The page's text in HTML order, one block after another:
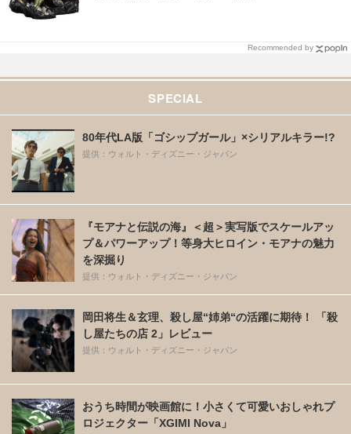
Recommended by
SPECIAL
80年代LA版「ゴシップガール」×シリアルキラー!?
提供：ウォルト・ディズニー・ジャパン
『モアナと伝説の海』＜超＞実写版でスケールアッ
プ＆パワーアップ！等身大ヒロイン・モアナの魅力
を深掘り
提供：ウォルト・ディズニー・ジャパン
岡田将生＆玄理、殺し屋“姉弟“の活躍に期待！ 「殺
し屋たちの店 2」レビュー
提供：ウォルト・ディズニー・ジャパン
おうち時間が映画館に！小さくて可愛いおしゃれプ
ロジェクター「XGIMI Nova」